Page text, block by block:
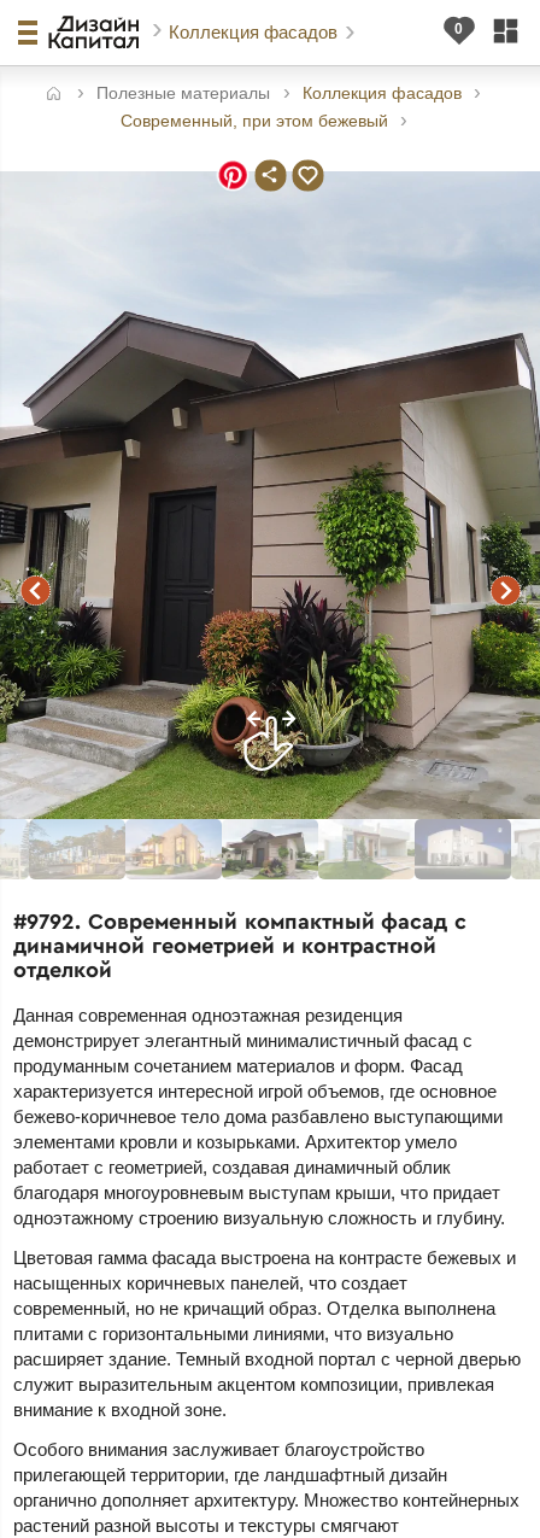
Коллекция фасадов
Полезные материалы
Коллекция фасадов
Современный, при этом бежевый
#9792. Современный компактный фасад с
динамичной геометрией и контрастной
отделкой
Данная современная одноэтажная резиденция
демонстрирует элегантный минималистичный фасад с
продуманным сочетанием материалов и форм. Фасад
характеризуется интересной игрой объемов, где основное
бежево-коричневое тело дома разбавлено выступающими
элементами кровли и козырьками. Архитектор умело
работает с геометрией, создавая динамичный облик
благодаря многоуровневым выступам крыши, что придает
одноэтажному строению визуальную сложность и глубину.
Цветовая гамма фасада выстроена на контрасте бежевых и
насыщенных коричневых панелей, что создает
современный, но не кричащий образ. Отделка выполнена
плитами с горизонтальными линиями, что визуально
расширяет здание. Темный входной портал с черной дверью
служит выразительным акцентом композиции, привлекая
внимание к входной зоне.
Особого внимания заслуживает благоустройство
прилегающей территории, где ландшафтный дизайн
органично дополняет архитектуру. Множество контейнерных
растений разной высоты и текстуры смягчают